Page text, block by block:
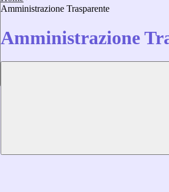
Amministrazione Trasparente
Amministrazione